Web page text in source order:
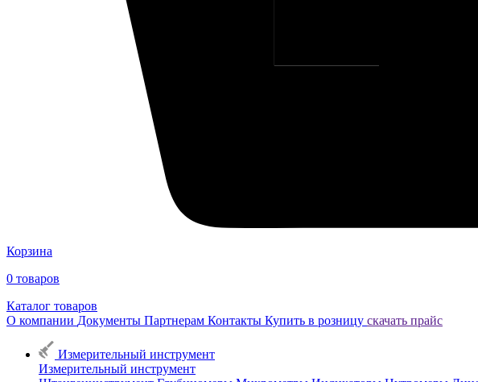
Корзина
0 товаров
Каталог товаров
О компании Документы Партнерам Контакты Купить в розницу скачать прайс
Измерительный инструмент
Измерительный инструмент